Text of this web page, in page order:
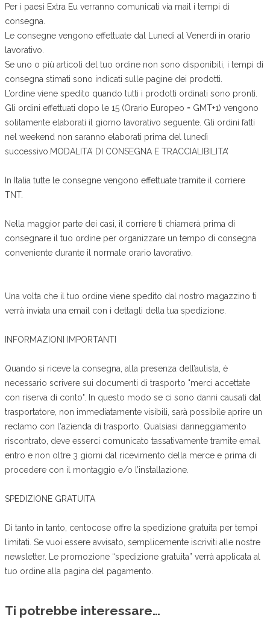
Per i paesi Extra Eu verranno comunicati via mail i tempi di
consegna.
Le consegne vengono effettuate dal Lunedì al Venerdì in orario
lavorativo.
Se uno o più articoli del tuo ordine non sono disponibili, i tempi di
consegna stimati sono indicati sulle pagine dei prodotti.
L’ordine viene spedito quando tutti i prodotti ordinati sono pronti.
Gli ordini effettuati dopo le 15 (Orario Europeo = GMT+1) vengono
solitamente elaborati il giorno lavorativo seguente. Gli ordini fatti
nel weekend non saranno elaborati prima del lunedì
successivo.MODALITA’ DI CONSEGNA E TRACCIALIBILITA’
In Italia tutte le consegne vengono effettuate tramite il corriere
TNT.
Nella maggior parte dei casi, il corriere ti chiamerà prima di
consegnare il tuo ordine per organizzare un tempo di consegna
conveniente durante il normale orario lavorativo.
Una volta che il tuo ordine viene spedito dal nostro magazzino ti
verrà inviata una email con i dettagli della tua spedizione.
INFORMAZIONI IMPORTANTI
Quando si riceve la consegna, alla presenza dell’autista, è
necessario scrivere sui documenti di trasporto "merci accettate
con riserva di conto". In questo modo se ci sono danni causati dal
trasportatore, non immediatamente visibili, sarà possibile aprire un
reclamo con l'azienda di trasporto. Qualsiasi danneggiamento
riscontrato, deve esserci comunicato tassativamente tramite email
entro e non oltre 3 giorni dal ricevimento della merce e prima di
procedere con il montaggio e/o l’installazione.
SPEDIZIONE GRATUITA
Di tanto in tanto, centocose offre la spedizione gratuita per tempi
limitati. Se vuoi essere avvisato, semplicemente iscriviti alle nostre
newsletter. Le promozione “spedizione gratuita” verrà applicata al
tuo ordine alla pagina del pagamento.
Ti potrebbe interessare…